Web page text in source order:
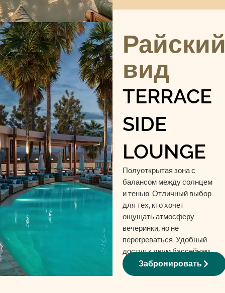
вид
TERRACE
SIDE
LOUNGE
Полуоткрытая зона с
балансом между солнцем
и тенью. Отличный выбор
для тех, кто хочет
ощущать атмосферу
вечеринки, но не
перегреваться. Удобный
доступ к двум бассейнам.
Подходит для 2-4 гостей.
Забронировать